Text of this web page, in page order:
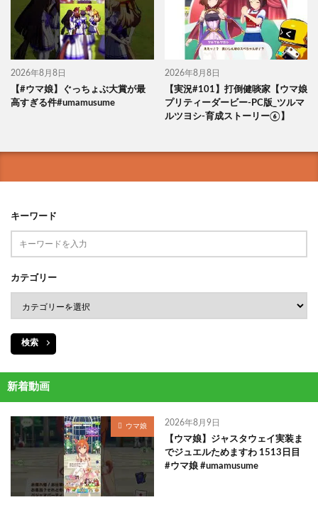
2026年8月8日
【#ウマ娘】ぐっちょぶ大賞が最
高すぎる件#umamusume
2026年8月8日
【実況#101】打倒健啖家【ウマ娘
プリティーダービー-PC版_ツルマ
ルツヨシ-育成ストーリー⑥】
キーワード
カテゴリー
検索
新着動画
ウマ娘 2026年8月9日
【ウマ娘】ジャスタウェイ実装ま
でジュエルためますわ 1513日目
#ウマ娘 #umamusume